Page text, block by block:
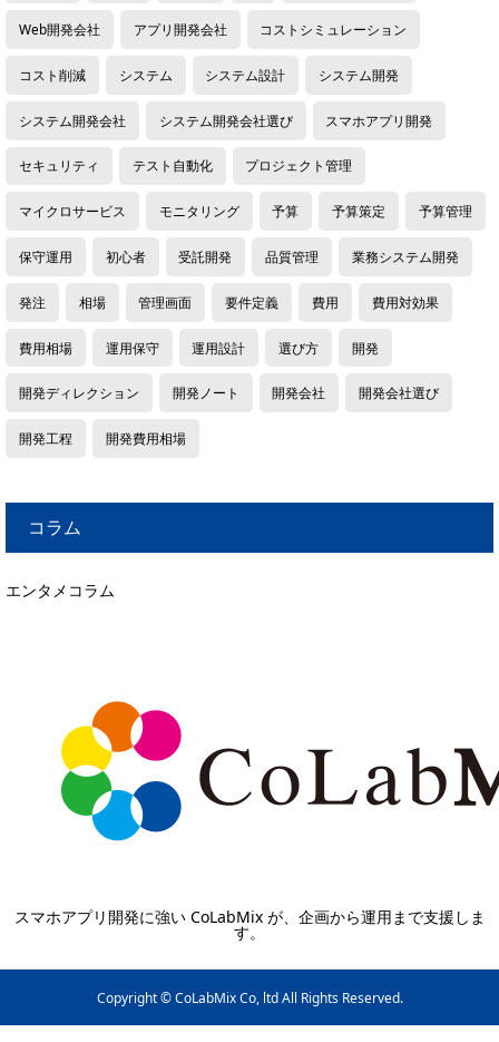
Web開発会社 アプリ開発会社 コストシミュレーション
コスト削減 システム システム設計 システム開発
システム開発会社 システム開発会社選び スマホアプリ開発
セキュリティ テスト自動化 プロジェクト管理
マイクロサービス モニタリング 予算 予算策定 予算管理
保守運用 初心者 受託開発 品質管理 業務システム開発
発注 相場 管理画面 要件定義 費用 費用対効果
費用相場 運用保守 運用設計 選び方 開発
開発ディレクション 開発ノート 開発会社 開発会社選び
開発工程 開発費用相場
コラム
エンタメコラム
スマホアプリ開発に強い CoLabMix が、企画から運用まで支援しま
す。
Copyright © CoLabMix Co, ltd All Rights Reserved.